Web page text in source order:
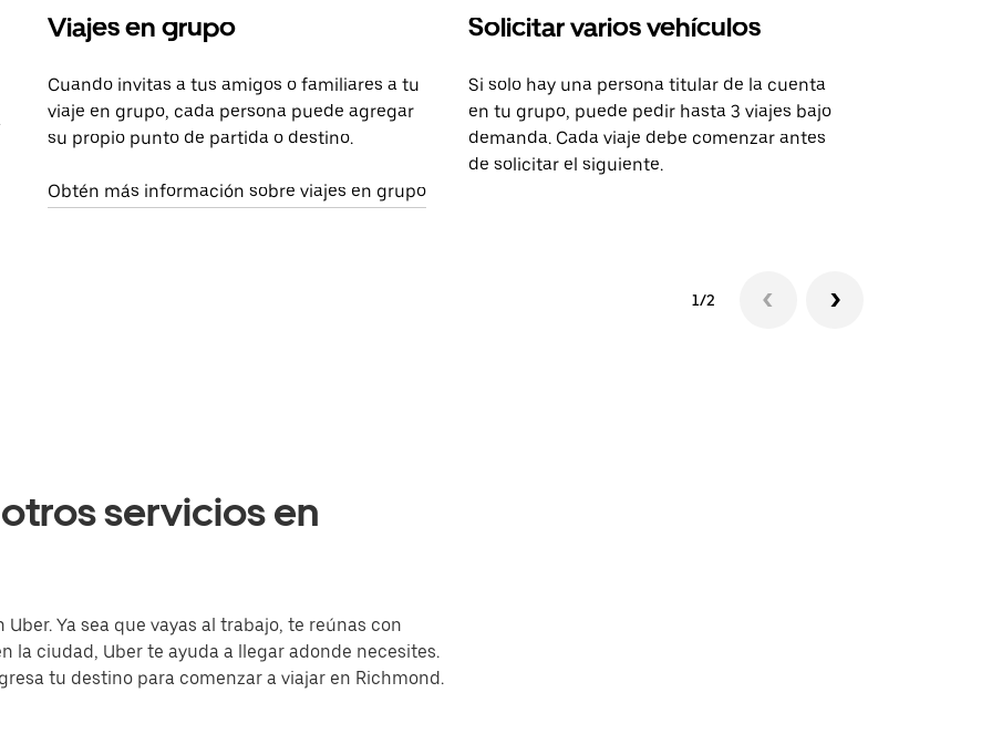
Viajes en grupo
Cuando invitas a tus amigos o familiares a tu
viaje en grupo, cada persona puede agregar
su propio punto de partida o destino.
Obtén más información sobre viajes en grupo
Solicitar varios vehículos
Si solo hay una persona titular de la cuenta
en tu grupo, puede pedir hasta 3 viajes bajo
demanda. Cada viaje debe comenzar antes
de solicitar el siguiente.
1/2
servicios en
Ya sea que vayas al trabajo, te reúnas con
la ciudad, Uber te ayuda a llegar adonde necesites.
tu destino para comenzar a viajar en Richmond.